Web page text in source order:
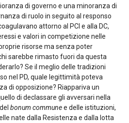
di governo e una minoranza di
di ruolo in seguito al responso
attorno al PCI e alla DC,
e valori in competizione nelle
risorse ma senza poter
sarebbe rimasto fuori da questa
Se il meglio delle tradizioni
nel PD, quale legittimità poteva
di opposizione? Riappariva un
di declassare gli avversari nella
bonum communee delle istituzioni,
nate dalla Resistenza e dalla lotta